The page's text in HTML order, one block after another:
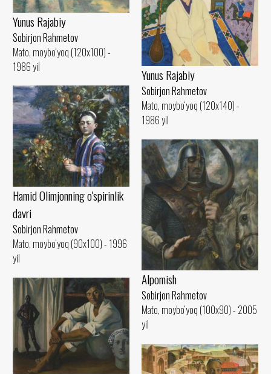
Yunus Rajabiy
Sobirjon Rahmetov
Mato, moybo‘yoq (120x100) -
1986 yil
Yunus Rajabiy
Sobirjon Rahmetov
Mato, moybo‘yoq (120x140) -
1986 yil
Hamid Olimjonning o'spirinlik
davri
Sobirjon Rahmetov
Mato, moybo‘yoq (90x100) - 1996
yil
Alpomish
Sobirjon Rahmetov
Mato, moybo‘yoq (100x90) - 2005
yil